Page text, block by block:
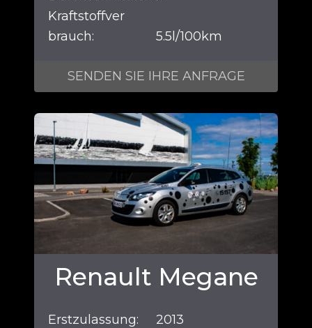
Kraftstoffver
brauch:
5.5l/100km
SENDEN SIE IHRE ANFRAGE
Renault Megane
Erstzulassung:
2013